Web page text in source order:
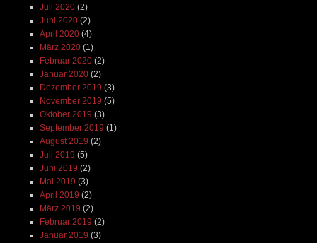
Juli 2020(2)
Juni 2020(2)
April 2020(4)
März 2020(1)
Februar 2020(2)
Januar 2020(2)
Dezember 2019 (3)
November 2019 (5)
Oktober 2019 (3)
September 2019 (1)
August 2019 (2)
Juli 2019 (5)
Juni 2019 (2)
Mai 2019 (3)
April 2019 (2)
März 2019 (2)
Februar 2019 (2)
Januar 2019 (3)